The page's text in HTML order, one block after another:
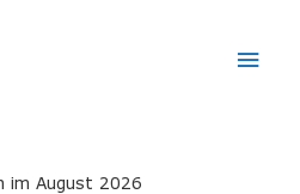
im August 2026